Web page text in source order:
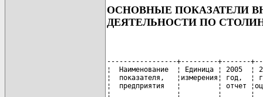
ОСНОВНЫЕ ПОКАЗАТЕЛИ
ДЕЯТЕЛЬНОСТИ ПО
-----------------+---------+-------
¦  Наименование  ¦ Единица ¦ 2005  ¦
¦  показателя,   ¦измерения¦ год,
¦  предприятия   ¦         ¦ отчет
¦                ¦         ¦       ¦